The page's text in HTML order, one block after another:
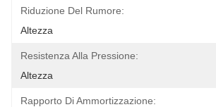
Riduzione Del Rumore:
Altezza
Resistenza Alla Pressione:
Altezza
Rapporto Di Ammortizzazione: